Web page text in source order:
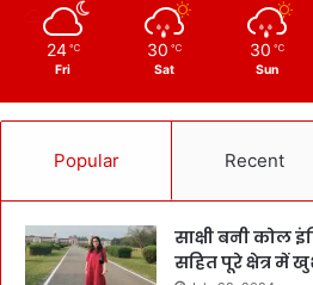
24 ℃
Fri
30 ℃
Sat
30 ℃
Sun
Popular Recent
साक्षी बनी कोल
सहित पूरे क्षेत्र में